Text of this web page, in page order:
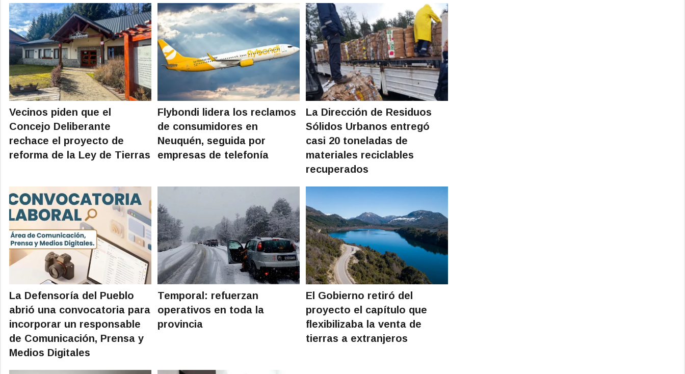
Vecinos piden que el
Concejo Deliberante
rechace el proyecto de
reforma de la Ley de Tierras
Flybondi lidera los reclamos
de consumidores en
Neuquén, seguida por
empresas de telefonía
La Dirección de Residuos
Sólidos Urbanos entregó
casi 20 toneladas de
materiales reciclables
recuperados
La Defensoría del Pueblo
abrió una convocatoria para
incorporar un responsable
de Comunicación, Prensa y
Medios Digitales
Temporal: refuerzan
operativos en toda la
provincia
El Gobierno retiró del
proyecto el capítulo que
flexibilizaba la venta de
tierras a extranjeros